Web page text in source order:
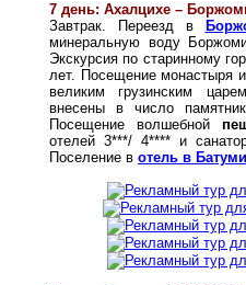
7 день: Ахалцихе –
Завтрак. Переезд в
минеральную воду
Экскурсия по старинному
лет. Посещение монастыря
великим грузинским
внесены в число
Посещение волшебной
отелей 3***/ 4**** и
Поселение в отель в